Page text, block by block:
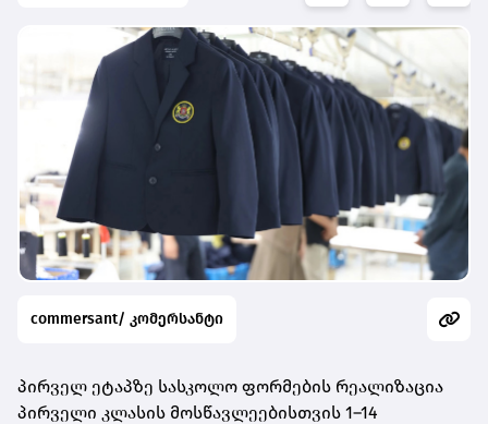
commersant/ კომერსანტი
პირველ ეტაპზე სასკოლო ფორმების რეალიზაცია
პირველი კლასის მოსწავლეებისთვის 1–14